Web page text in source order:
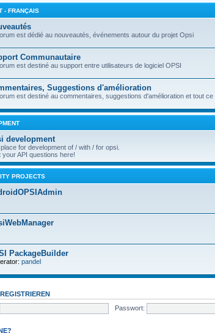
- FRANÇAIS
est dédié au nouveautés, événements autour du projet Opsi
Communautaire
est destiné au support entre utilisateurs de logiciel OPSI
Suggestions d'amélioration
est destiné au commentaires, suggestions d'amélioration et tout
development
for development of / with / for opsi.
your API questions here!
PROJECTS
PackageBuilder
pandel
REGISTRIEREN
Passwort: